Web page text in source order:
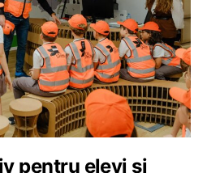
pentru elevi şi